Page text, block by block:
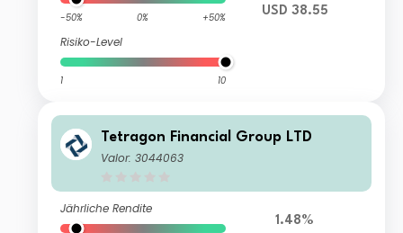
-50% 0% +50%
Risiko-Level
1 10
USD 38.55
Tetragon Financial Group LTD
Valor: 3044063
Jährliche Rendite
1.48%